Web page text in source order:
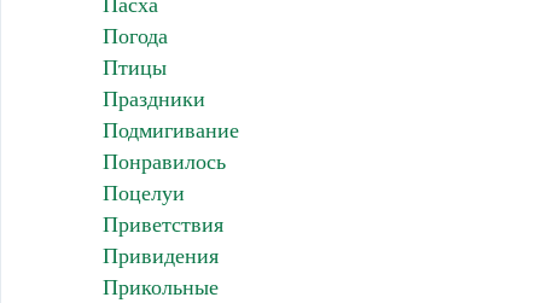
Пасха
Погода
Птицы
Праздники
Подмигивание
Понравилось
Поцелуи
Приветствия
Привидения
Прикольные